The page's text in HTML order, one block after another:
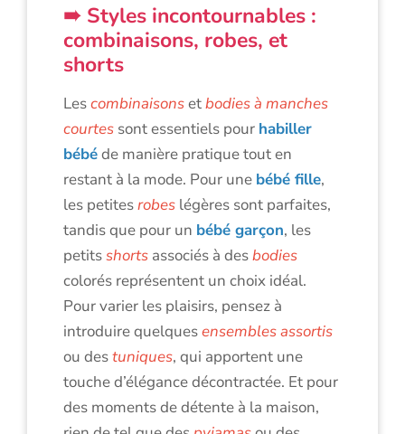
Styles incontournables :
combinaisons, robes, et
shorts
Lescombinaisonsetbodies à manches
courtes sont essentiels pour habiller
bébéde manière pratique tout en
restant à la mode. Pour une bébé fille,
les petitesrobes légères sont parfaites,
tandis que pour un bébé garçon, les
petitsshorts associés à desbodies
colorés représentent un choix idéal.
Pour varier les plaisirs, pensez à
introduire quelquesensembles assortis
ou destuniques, qui apportent une
touche d’élégance décontractée. Et pour
des moments de détente à la maison,